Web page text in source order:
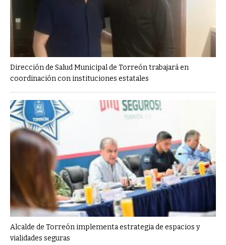
Dirección de Salud Municipal de Torreón trabajará en
coordinación con instituciones estatales
Alcalde de Torreón implementa estrategia de espacios y
vialidades seguras